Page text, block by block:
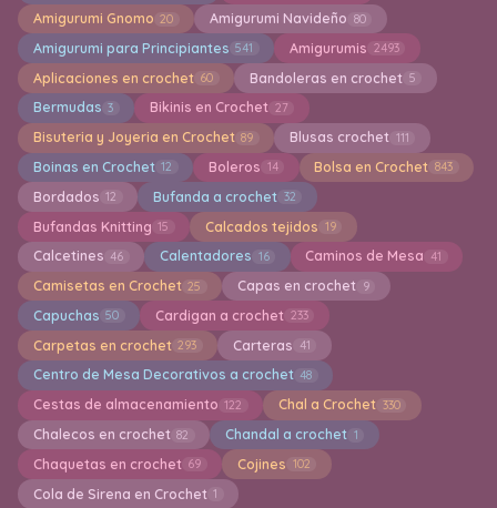
Amigurumi Gnomo 20 Amigurumi Navideño 80
Amigurumi para Principiantes 541 Amigurumis 2493
Aplicaciones en crochet 60 Bandoleras en crochet 5
Bermudas 3 Bikinis en Crochet 27
Bisuteria y Joyeria en Crochet 89 Blusas crochet 111
Boinas en Crochet 12 Boleros 14 Bolsa en Crochet 843
Bordados 12 Bufanda a crochet 32
Bufandas Knitting 15 Calcados tejidos 19
Calcetines 46 Calentadores 16 Caminos de Mesa 41
Camisetas en Crochet 25 Capas en crochet 9
Capuchas 50 Cardigan a crochet 233
Carpetas en crochet 293 Carteras 41
Centro de Mesa Decorativos a crochet 48
Cestas de almacenamiento 122 Chal a Crochet 330
Chalecos en crochet 82 Chandal a crochet 1
Chaquetas en crochet 69 Cojines 102
Cola de Sirena en Crochet 1